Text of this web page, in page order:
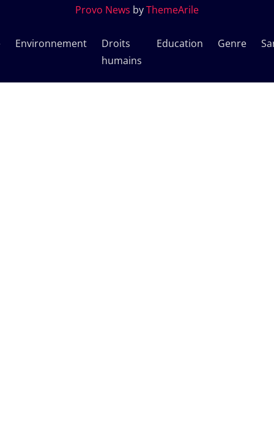
Provo News byThemeArile
Environnement
Droits
humains
Education Genre